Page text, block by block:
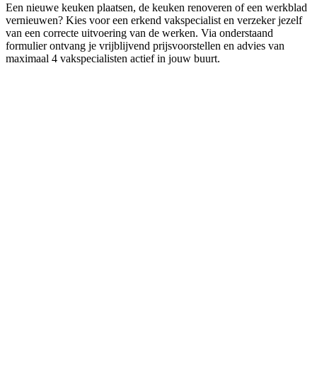
Een nieuwe keuken plaatsen, de keuken renoveren of een werkblad
vernieuwen? Kies voor een erkend vakspecialist en verzeker jezelf
van een correcte uitvoering van de werken. Via onderstaand
formulier ontvang je vrijblijvend prijsvoorstellen en advies van
maximaal 4 vakspecialisten actief in jouw buurt.